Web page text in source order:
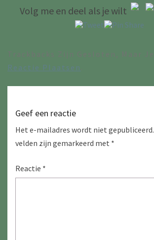
Volg me en deel als je wilt
Reactie Plaatsen
Geef een reactie
Het e-mailadres wordt niet gepubliceerd.
velden zijn gemarkeerd met *
Reactie *